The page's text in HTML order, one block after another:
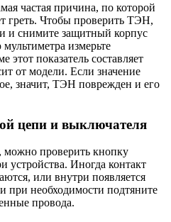
частая причина, по которой
греть. Чтобы проверить ТЭН,
и снимите защитный корпус
измерьте
показатель составляет
от модели. Если значение
значит, ТЭН поврежден и его
цепи и выключателя
проверить кнопку
устройства. Иногда контакт
или внутри появляется
при необходимости подтяните
провода.